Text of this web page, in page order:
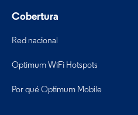
Cobertura
Red nacional
Optimum WiFi Hotspots
Por qué Optimum Mobile